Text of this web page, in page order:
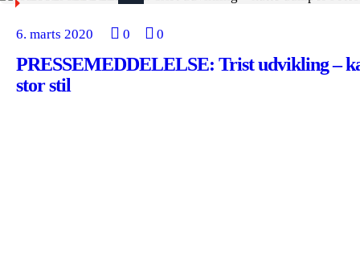
6. marts 2020 0 0
PRESSEMEDDELELSE: Trist udvikling –
stor stil